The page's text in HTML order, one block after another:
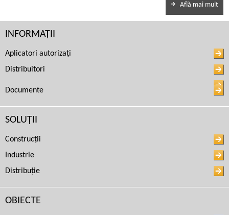
Coșuri și Turnuri de Răcire
Hidroizolarea subsolurilor
Industria Transportului
Industria Maritimă
Află mai mult
INFORMAȚII
Aplicatori autorizați
Distribuitori
Documente
SOLUȚII
Construcții
Industrie
Distribuție
ОBIECTE